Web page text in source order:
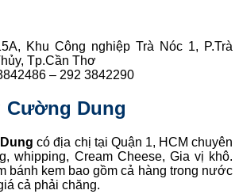
Khu Công nghiệp Trà Nóc 1, P.Trà
Tp.Cần Thơ
– 292 3842290
Cường Dung
có địa chị tại Quận 1, HCM chuyên
whipping, Cream Cheese, Gia vị khô.
bánh kem bao gồm cả hàng trong nước
cả phải chăng.